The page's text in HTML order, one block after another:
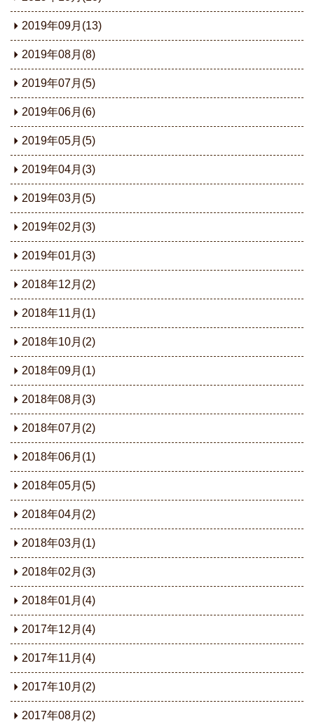
2019年09月(13)
2019年08月(8)
2019年07月(5)
2019年06月(6)
2019年05月(5)
2019年04月(3)
2019年03月(5)
2019年02月(3)
2019年01月(3)
2018年12月(2)
2018年11月(1)
2018年10月(2)
2018年09月(1)
2018年08月(3)
2018年07月(2)
2018年06月(1)
2018年05月(5)
2018年04月(2)
2018年03月(1)
2018年02月(3)
2018年01月(4)
2017年12月(4)
2017年11月(4)
2017年10月(2)
2017年08月(2)